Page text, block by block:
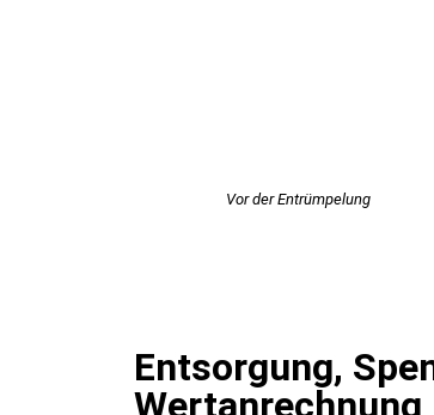
Vor der Entrümpelung
Entsorgung,
Wertanrechnung